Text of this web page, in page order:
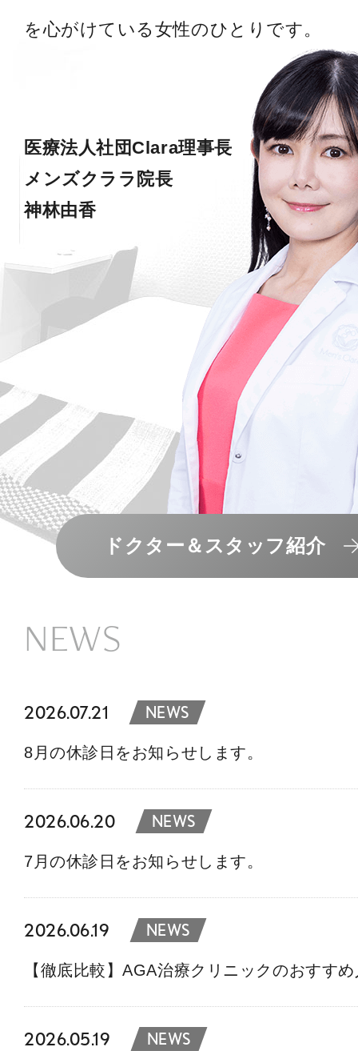
を心がけている女性のひとりです。
医療法人社団Clara理事長
メンズクララ院長
神林由香
ドクター＆スタッフ紹介
NEWS
2026.07.21 NEWS
8月の休診日をお知らせします。
2026.06.20 NEWS
7月の休診日をお知らせします。
2026.06.19 NEWS
【徹底比較】AGA治療クリニックのおすす
2026.05.19 NEWS